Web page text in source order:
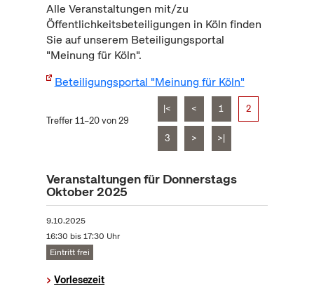
Alle Veranstaltungen mit/zu
Öffentlichkeitsbeteiligungen in Köln finden
Sie auf unserem Beteiligungsportal
"Meinung für Köln".
Beteiligungsportal "Meinung für Köln"
Treffer 11–20 von 29
|< < 1 2
3 > >|
Veranstaltungen für Donnerstags
Oktober 2025
9.10.2025
16:30 bis 17:30 Uhr
Eintritt frei
Vorlesezeit